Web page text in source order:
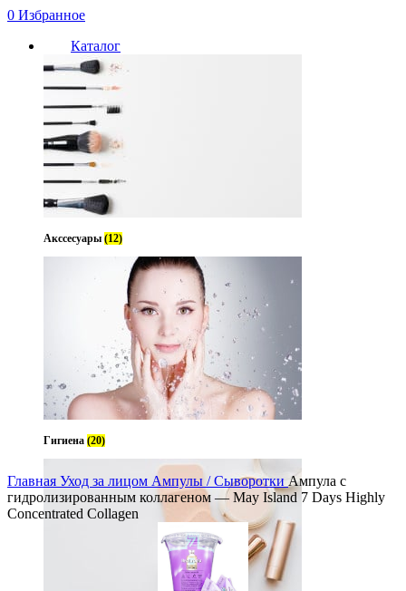
0 Избранное
Каталог
Акссесуары (12)
Гигиена (20)
Главная Уход за лицом Ампулы / Сыворотки Ампула с
гидролизированным коллагеном — May Island 7 Days Highly
Concentrated Collagen